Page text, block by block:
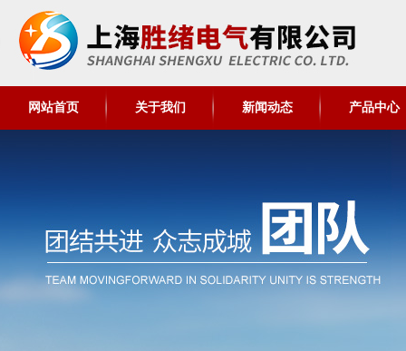
网站首页 关于我们 新闻动态 产品中心